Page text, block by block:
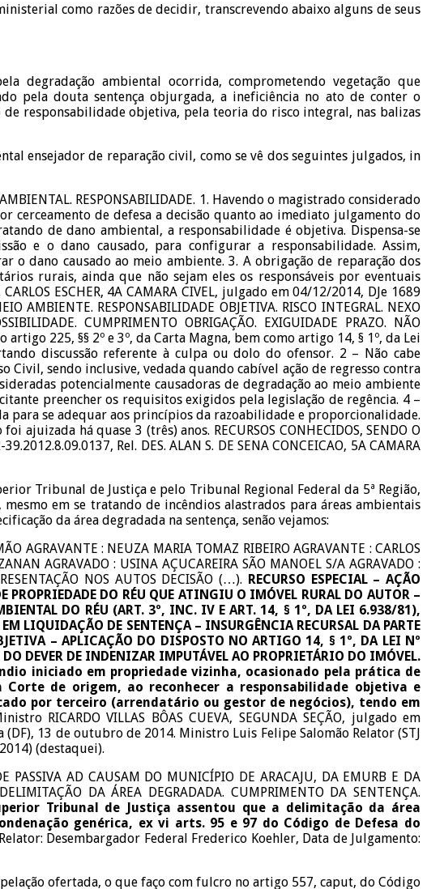
como razões de decidir, transcrevendo abaixo alguns de seus
degradação ambiental ocorrida, comprometendo vegetação que
pela douta sentença objurgada, a ineficiência no ato de conter o
responsabilidade objetiva, pela teoria do risco integral, nas balizas
ensejador de reparação civil, como se vê dos seguintes julgados, in
RESPONSABILIDADE. 1. Havendo o magistrado considerado
cerceamento de defesa a decisão quanto ao imediato julgamento do
de dano ambiental, a responsabilidade é objetiva. Dispensa-se
e o dano causado, para configurar a responsabilidade. Assim,
dano causado ao meio ambiente. 3. A obrigação de reparação dos
rurais, ainda que não sejam eles os responsáveis por eventuais
ESCHER, 4A CAMARA CIVEL, julgado em 04/12/2014, DJe 1689
AMBIENTE. RESPONSABILIDADE OBJETIVA. RISCO INTEGRAL. NEXO
CUMPRIMENTO OBRIGAÇÃO. EXIGUIDADE PRAZO. NÃO
225, §§ 2º e 3º, da Carta Magna, bem como artigo 14, § 1º, da Lei
discussão referente à culpa ou dolo do ofensor. 2 – Não cabe
sendo inclusive, vedada quando cabível ação de regresso contra
potencialmente causadoras de degradação ao meio ambiente
preencher os requisitos exigidos pela legislação de regência. 4 –
para se adequar aos princípios da razoabilidade e proporcionalidade.
há quase 3 (três) anos. RECURSOS CONHECIDOS, SENDO O
Rel. DES. ALAN S. DE SENA CONCEICAO, 5A CAMARA
Tribunal de Justiça e pelo Tribunal Regional Federal da 5ª Região,
em se tratando de incêndios alastrados para áreas ambientais
da área degradada na sentença, senão vejamos:
AGRAVANTE : NEUZA MARIA TOMAZ RIBEIRO AGRAVANTE : CARLOS
AGRAVADO : USINA AÇUCAREIRA SÃO MANOEL S/A AGRAVADO :
NOS AUTOS DECISÃO (…). RECURSO ESPECIAL – AÇÃO
DO RÉU QUE ATINGIU O IMÓVEL RURAL DO AUTOR –
DO RÉU (ART. 3º, INC. IV E ART. 14, § 1º, DA LEI 6.938/81),
LIQUIDAÇÃO DE SENTENÇA – INSURGÊNCIA RECURSAL DA PARTE
– APLICAÇÃO DO DISPOSTO NO ARTIGO 14, § 1º, DA LEI Nº
DEVER DE INDENIZAR IMPUTÁVEL AO PROPRIETÁRIO DO IMÓVEL.
iniciado em propriedade vizinha, ocasionado pela prática de
de origem, ao reconhecer a responsabilidade objetiva e
por terceiro (arrendatário ou gestor de negócios), tendo em
RICARDO VILLAS BÔAS CUEVA, SEGUNDA SEÇÃO, julgado em
13 de outubro de 2014. Ministro Luis Felipe Salomão Relator (STJ
(destaquei).
PASSIVA AD CAUSAM DO MUNICÍPIO DE ARACAJU, DA EMURB E DA
DA ÁREA DEGRADADA. CUMPRIMENTO DA SENTENÇA.
Tribunal de Justiça assentou que a delimitação da área
genérica, ex vi arts. 95 e 97 do Código de Defesa do
Desembargador Federal Frederico Koehler, Data de Julgamento:
ofertada, o que faço com fulcro no artigo 557, caput, do Código